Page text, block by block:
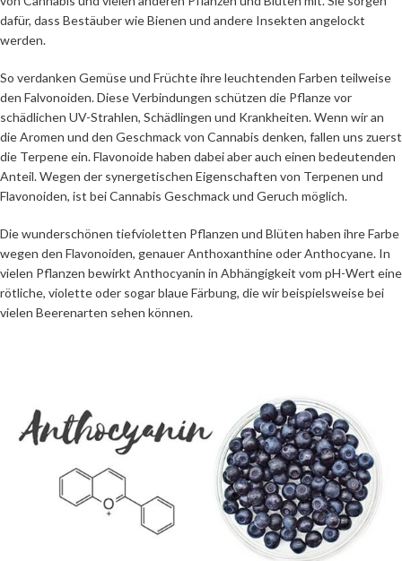
dafür, dass Bestäuber wie Bienen und andere Insekten angelockt
werden.
So verdanken Gemüse und Früchte ihre leuchtenden Farben teilweise
den Falvonoiden. Diese Verbindungen schützen die Pflanze vor
schädlichen UV-Strahlen, Schädlingen und Krankheiten. Wenn wir an
die Aromen und den Geschmack von Cannabis denken, fallen uns zuerst
die Terpene ein. Flavonoide haben dabei aber auch einen bedeutenden
Anteil. Wegen der synergetischen Eigenschaften von Terpenen und
Flavonoiden, ist bei Cannabis Geschmack und Geruch möglich.
Die wunderschönen tiefvioletten Pflanzen und Blüten haben ihre Farbe
wegen den Flavonoiden, genauer Anthoxanthine oder Anthocyane. In
vielen Pflanzen bewirkt Anthocyanin in Abhängigkeit vom pH-Wert eine
rötliche, violette oder sogar blaue Färbung, die wir beispielsweise bei
vielen Beerenarten sehen können.